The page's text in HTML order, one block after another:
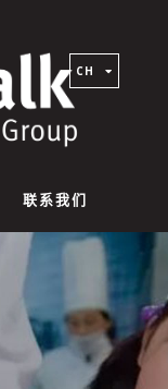
CH
联系我们